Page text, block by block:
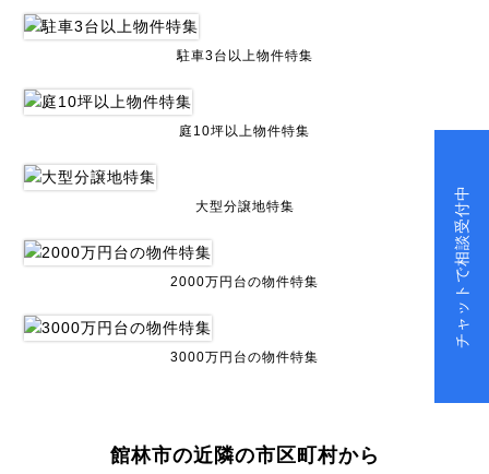
駐車3台以上物件特集
庭10坪以上物件特集
大型分譲地特集
2000万円台の物件特集
3000万円台の物件特集
館林市の近隣の市区町村から
チャットで相談受付中